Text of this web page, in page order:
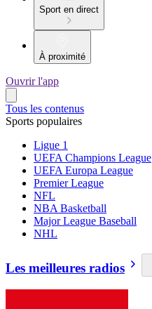
Sport en direct
À proximité
Ouvrir l'app
Tous les contenus
Sports populaires
Ligue 1
UEFA Champions League
UEFA Europa League
Premier League
NFL
NBA Basketball
Major League Baseball
NHL
Les meilleures radios